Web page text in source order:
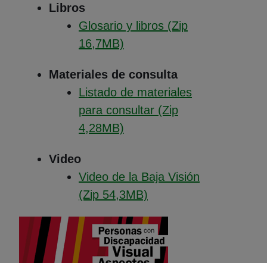
Libros
Glosario y libros (Zip
16,7MB)
Materiales de consulta
Listado de materiales
para consultar (Zip
4,28MB)
Video
Video de la Baja Visión
(Zip 54,3MB)
Foto portada